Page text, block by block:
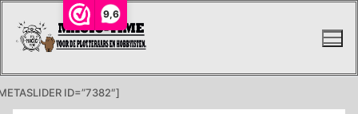
9,6
naar
ID=”7382″]